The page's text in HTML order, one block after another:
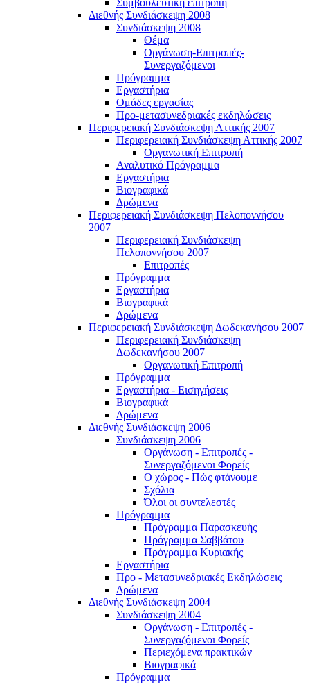
Συμβουλευτική επιτροπή
Διεθνής Συνδιάσκεψη 2008
Συνδιάσκεψη 2008
Θέμα
Οργάνωση-Επιτροπές-
Συνεργαζόμενοι
Πρόγραμμα
Εργαστήρια
Ομάδες εργασίας
Προ-μετασυνεδριακές εκδηλώσεις
Περιφερειακή Συνδιάσκεψη Αττικής 2007
Περιφερειακή Συνδιάσκεψη Αττικής 2007
Οργανωτική Επιτροπή
Αναλυτικό Πρόγραμμα
Εργαστήρια
Βιογραφικά
Δρώμενα
Περιφερειακή Συνδιάσκεψη Πελοποννήσου
2007
Περιφερειακή Συνδιάσκεψη
Πελοποννήσου 2007
Επιτροπές
Πρόγραμμα
Εργαστήρια
Βιογραφικά
Δρώμενα
Περιφερειακή Συνδιάσκεψη Δωδεκανήσου 2007
Περιφερειακή Συνδιάσκεψη
Δωδεκανήσου 2007
Οργανωτική Επιτροπή
Πρόγραμμα
Εργαστήρια - Εισηγήσεις
Βιογραφικά
Δρώμενα
Διεθνής Συνδιάσκεψη 2006
Συνδιάσκεψη 2006
Οργάνωση - Επιτροπές -
Συνεργαζόμενοι Φορείς
Ο χώρος - Πώς φτάνουμε
Σχόλια
Όλοι οι συντελεστές
Πρόγραμμα
Πρόγραμμα Παρασκευής
Πρόγραμμα Σαββάτου
Πρόγραμμα Κυριακής
Εργαστήρια
Προ - Μετασυνεδριακές Εκδηλώσεις
Δρώμενα
Διεθνής Συνδιάσκεψη 2004
Συνδιάσκεψη 2004
Οργάνωση - Επιτροπές -
Συνεργαζόμενοι Φορείς
Περιεχόμενα πρακτικών
Βιογραφικά
Πρόγραμμα